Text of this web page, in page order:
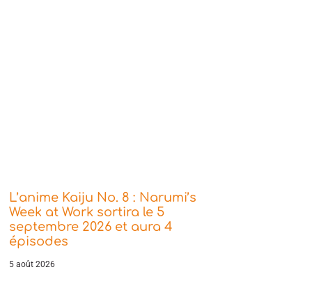
L’anime Kaiju No. 8 : Narumi’s
Week at Work sortira le 5
septembre 2026 et aura 4
épisodes
5 août 2026